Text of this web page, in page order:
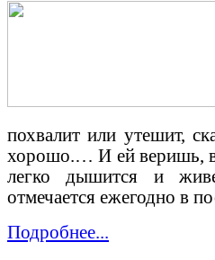
похвалит или утешит,
хорошо.… И ей веришь,
легко дышится и
отмечается ежегодно в
Подробнее...